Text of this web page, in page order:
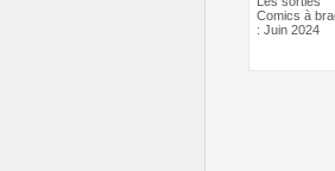
Comics à
: Juin 2024